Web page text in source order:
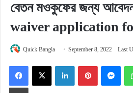
বেতন মওকুফের জন্য
waiver application
Quick Bangla September 8, 2022 Last
FacebookX LinkedInPinterest
Print